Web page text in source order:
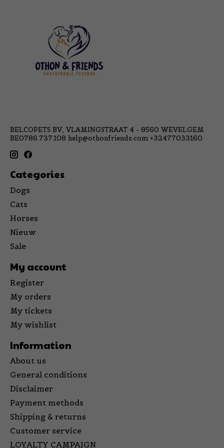
BELCOPETS BV, VLAMINGSTRAAT 4 - 8560 WEVELGEM
BE0786.737.108 help@othonfriends.com +32477033160
Categories
Dogs
Cats
Horses
Nieuw
Sale
My account
Register
My orders
My tickets
My wishlist
Information
About us
General conditions
Disclaimer
Payment methods
Shipping & returns
Customer service
LOYALTY CAMPAIGN